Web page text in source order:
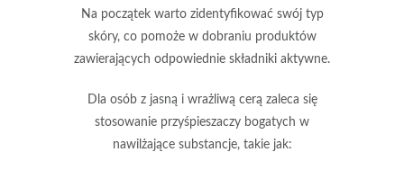
Na początek warto zidentyfikować swój typ
skóry, co pomoże w dobraniu produktów
zawierających odpowiednie składniki aktywne.
Dla osób z jasną i wrażliwą cerą zaleca się
stosowanie przyśpieszaczy bogatych w
nawilżające substancje, takie jak: